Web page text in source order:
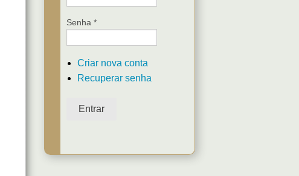
Senha *
Criar nova conta
Recuperar senha
Entrar